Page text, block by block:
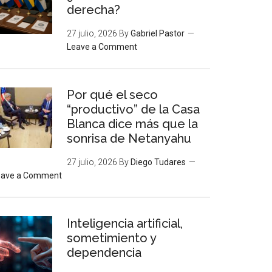
derecha?
27 julio, 2026 ByGabriel Pastor
Leave a Comment
Por qué el seco
“productivo” de la Casa
Blanca dice más que la
sonrisa de Netanyahu
27 julio, 2026 By Diego Tudares
a Comment
Inteligencia artificial,
sometimiento y
dependencia